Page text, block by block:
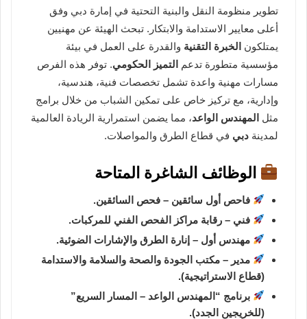
تطوير منظومة النقل والبنية التحتية في إمارة دبي وفق
أعلى معايير الاستدامة والابتكار. تبحث الهيئة عن مهنيين
يمتلكون الخبرة التقنية والقدرة على العمل في بيئة
مؤسسية متطورة تدعم
التميز الحكومي. توفر هذه الفرص
مسارات مهنية واعدة تشمل تخصصات فنية، هندسية،
وإدارية، مع تركيز خاص على تمكين الشباب من خلال برامج
مثل المهندس الواعد، مما يضمن استمرارية الريادة العالمية
لمدينة دبي في قطاع الطرق والمواصلات.
الوظائف الشاغرة المتاحة
فاحص أول سائقين – فحص السائقين.
فني – رقابة مراكز الفحص الفني للمركبات.
مهندس أول – إنارة الطرق والإشارات الضوئية.
مدير – مكتب الجودة والصحة والسلامة والاستدامة
(قطاع الاستراتيجية).
برنامج “المهندس الواعد – المسار السريع”
(للخريجين الجدد).